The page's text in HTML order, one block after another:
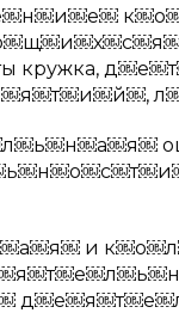
кружка,
и